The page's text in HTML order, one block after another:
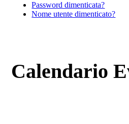
Password dimenticata?
Nome utente dimenticato?
Calendario